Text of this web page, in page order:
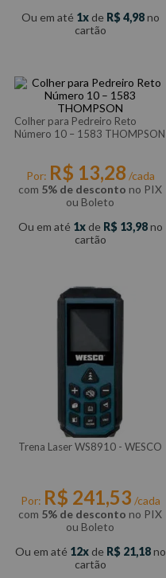
Ou em até 1 de R$ 4,98no
cartão
Colher para Pedreiro Reto
Número 10 – 1583 THOMPSON
Por: R$ 13,28 /cada
com 5% de desconto no PIX
ou Boleto
Ou em até 1 de R$ 13,98no
cartão
Trena Laser WS8910 - WESCO
Por: R$ 241,53 /cada
com 5% de desconto no PIX
ou Boleto
Ou em até 12 de R$ 21,18no
cartão